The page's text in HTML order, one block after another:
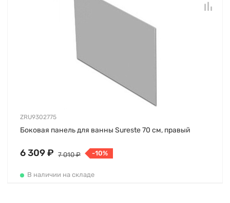
ZRU9302775
Боковая панель для ванны Sureste 70 см, правый
6 309 ₽ 7 010 ₽ -10%
В наличии на складе